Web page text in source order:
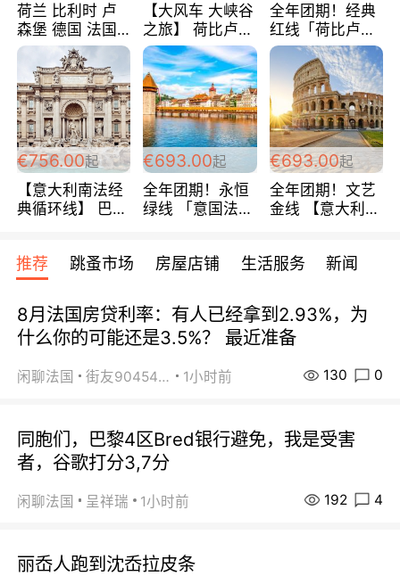
荷兰 比利时 卢
森堡 德国 法国
超爽玩遍西欧 循
环线 全程四星宾
馆 108欧/人/天
【大风车 大峡谷
之旅】 荷比卢德
法 巴黎上下 经
典五国四日游
488欧/人
全年团期！经典
红线「荷比卢德
法」七天循环 五
国 仅售99欧/人/
天！巴黎上下！
包拼房~
€756.00起
【意大利南法经
典循环线】 巴黎
宾馆 108欧/天起
全程756欧/位
€693.00起
全年团期！永恒
绿线 「意国法
欧/天起 ~包拼房
€693.00起
全年团期！文艺
金线 【意大利一
每周铁发！
推荐 跳蚤市场 房屋店铺 生活服务 新闻
8月法国房贷利率：有人已经拿到2.93%，为
什么你的可能还是3.5%？ 最近准备
闲聊法国 街友90454511 1小时前 130 0
同胞们，巴黎4区Bred银行避免，我是受害
者，谷歌打分3,7分
闲聊法国 呈祥瑞 1小时前 192 4
丽岙人跑到沈岙拉皮条